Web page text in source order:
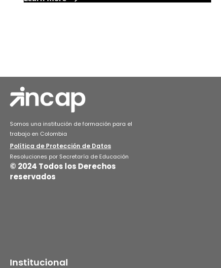
Somos una institución de formación para el
trabajo en Colombia
Política de Protección de Datos
Resoluciones por Secretaría de Educación
© 2024 Todos los Derechos
reservados
Institucional